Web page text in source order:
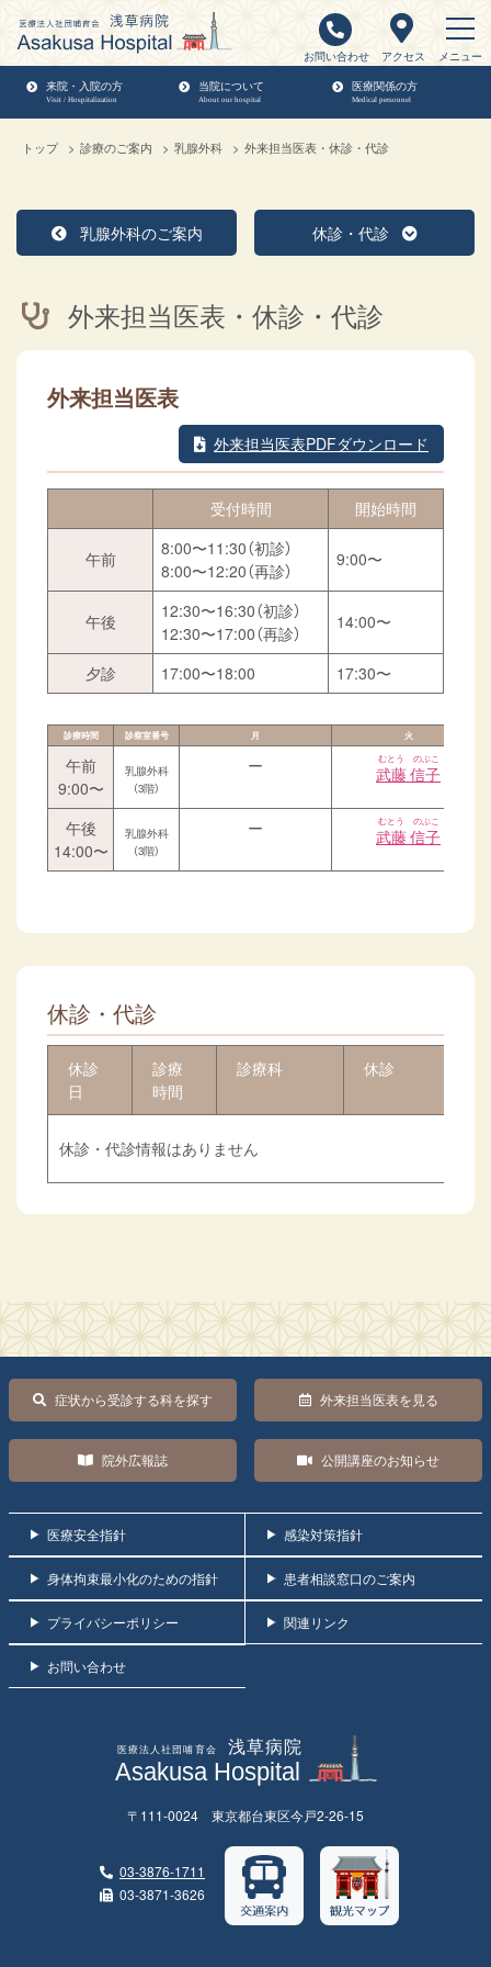
メニュー
お問い合わせ アクセス
来院・入院の方
Visit / Hospitalization
当院について
About our hospital
医療関係の方
Medical personnel
トップ 診療のご案内 乳腺外科 外来担当医表・休診・代診
乳腺外科のご案内 休診・代診
外来担当医表・休診・代診
外来担当医表
外来担当医表PDFダウンロード
受付時間 開始時間
午前 8:00〜11:30（初診）
8:00〜12:20（再診）
9:00〜
午後 12:30〜16:30（初診）
12:30〜17:00（再診）
14:00〜
夕診 17:00〜18:00 17:30〜
診療時間 診察室番号 月 火
午前
9:00〜
乳腺外科
（3階）
ー むとう のぶこ
武藤 信子
午後
14:00〜
乳腺外科
（3階）
ー むとう のぶこ
武藤 信子
休診・代診
休診
日
診療
時間
診療科 休診
休診・代診情報はありません
〒111-0024 東京都台東区今戸2-26-15
03-3876-1711
03-3871-3626
症状から受診する科を探す 外来担当医表を見る
院外広報誌 公開講座のお知らせ
医療安全指針 感染対策指針
身体拘束最小化のための指針 患者相談窓口のご案内
プライバシーポリシー 関連リンク
お問い合わせ